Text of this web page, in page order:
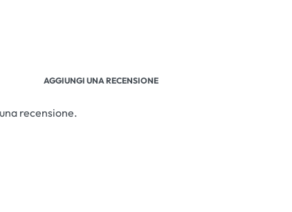
AGGIUNGI UNA RECENSIONE
recensione.